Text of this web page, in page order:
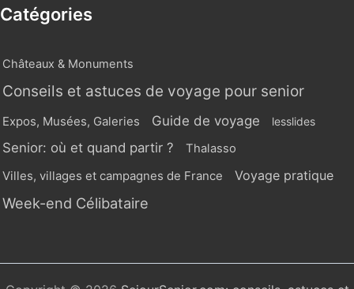
Catégories
Châteaux & Monuments
Conseils et astuces de voyage pour senior
Expos, Musées, Galeries Guide de voyage lesslides
Senior: où et quand partir ? Thalasso
Villes, villages et campagnes de France Voyage pratique
Week-end Célibataire